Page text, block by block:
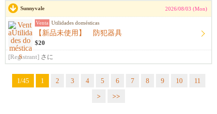
Sunnyvale 2026/08/03 (Mon)
Venta Utilidades domésticas
【新品未使用】 防犯器具
$20
[Registrant] さに
1/45 1 2 3 4 5 6 7 8 9 10
11
>
>>